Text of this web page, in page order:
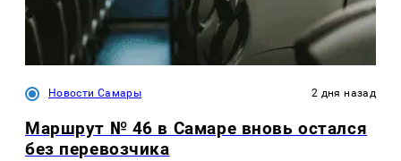
Новости Самары 2 дня назад
Маршрут № 46 в Самаре вновь остался
без перевозчика